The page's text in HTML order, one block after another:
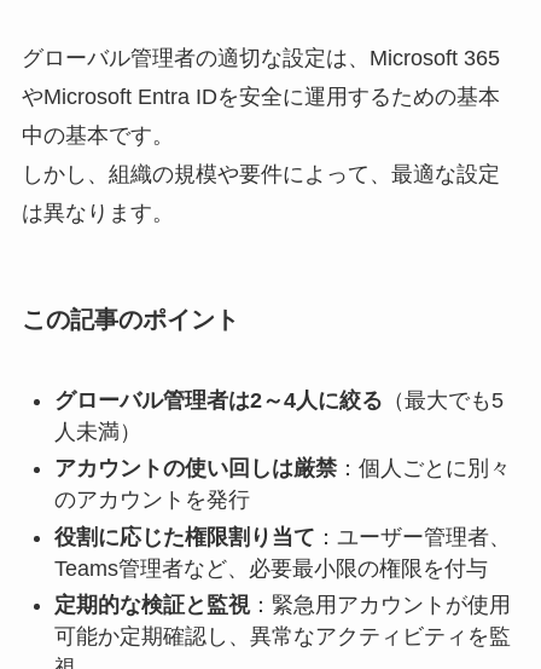
グローバル管理者の適切な設定は、Microsoft 365
やMicrosoft Entra IDを安全に運用するための基本
中の基本です。
しかし、組織の規模や要件によって、最適な設定
は異なります。
この記事のポイント
グローバル管理者は2～4人に絞る （最大でも5
人未満）
アカウントの使い回しは厳禁：個人ごとに別々
のアカウントを発行
役割に応じた権限割り当て ：ユーザー管理者、
Teams管理者など、必要最小限の権限を付与
定期的な検証と監視：緊急用アカウントが使用
可能か定期確認し、異常なアクティビティを監